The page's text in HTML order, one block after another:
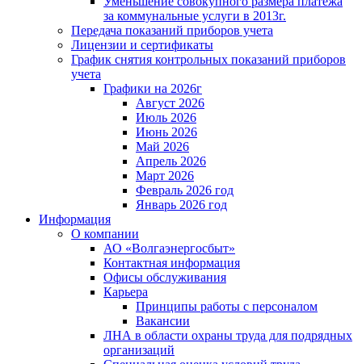
за коммунальные услуги в 2013г.
Передача показаний приборов учета
Лицензии и сертификаты
График снятия контрольных показаний приборов
учета
Графики на 2026г
Август 2026
Июль 2026
Июнь 2026
Май 2026
Апрель 2026
Март 2026
Февраль 2026 год
Январь 2026 год
Информация
О компании
АО «Волгаэнергосбыт»
Контактная информация
Офисы обслуживания
Карьера
Принципы работы с персоналом
Вакансии
ЛНА в области охраны труда для подрядных
организаций